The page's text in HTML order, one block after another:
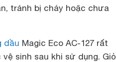
tránh bị cháy hoặc chưa
dầu Magic Eco AC-127 rất
sinh sau khi sử dụng. Giỏ